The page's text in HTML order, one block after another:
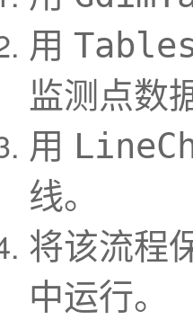
用
监测点数
用
线。
将该流程
中运行。